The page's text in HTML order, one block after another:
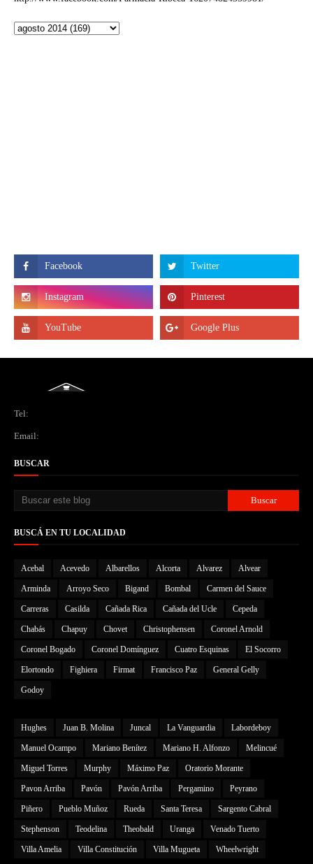
Tel:
Email:
BUSCAR
BUSCÁ EN TU LOCALIDAD
Acebal Acevedo Albarellos Alcorta Alvarez Alvear
Arminda Arroyo Seco Bigand Bombal Carmen del Sauce
Carreras Casilda Cañada Rica Cañada del Ucle Cepeda
Chabás Chapuy Chovet Christophensen Coronel Arnold
Coronel Bogado Coronel Domínguez Cuatro Esquinas El Socorro
Elortondo Fighiera Firmat Francisco Paz General Gelly
Godoy
Hughes Juan B. Molina Juncal La Vanguardia Labordeboy
Manuel Ocampo Mariano Benítez Mariano H. Alfonzo Melincué
Miguel Torres Murphy Máximo Paz Oratorio Morante
Pavon Arriba Pavón Pavón Arriba Pergamino Peyrano
Piñero Pueblo Muñoz Rueda Santa Teresa Sargento Cabral
Stephenson Teodelina Theobald Uranga Venado Tuerto
Villa Amelia Villa Constitución Villa Mugueta Wheelwright